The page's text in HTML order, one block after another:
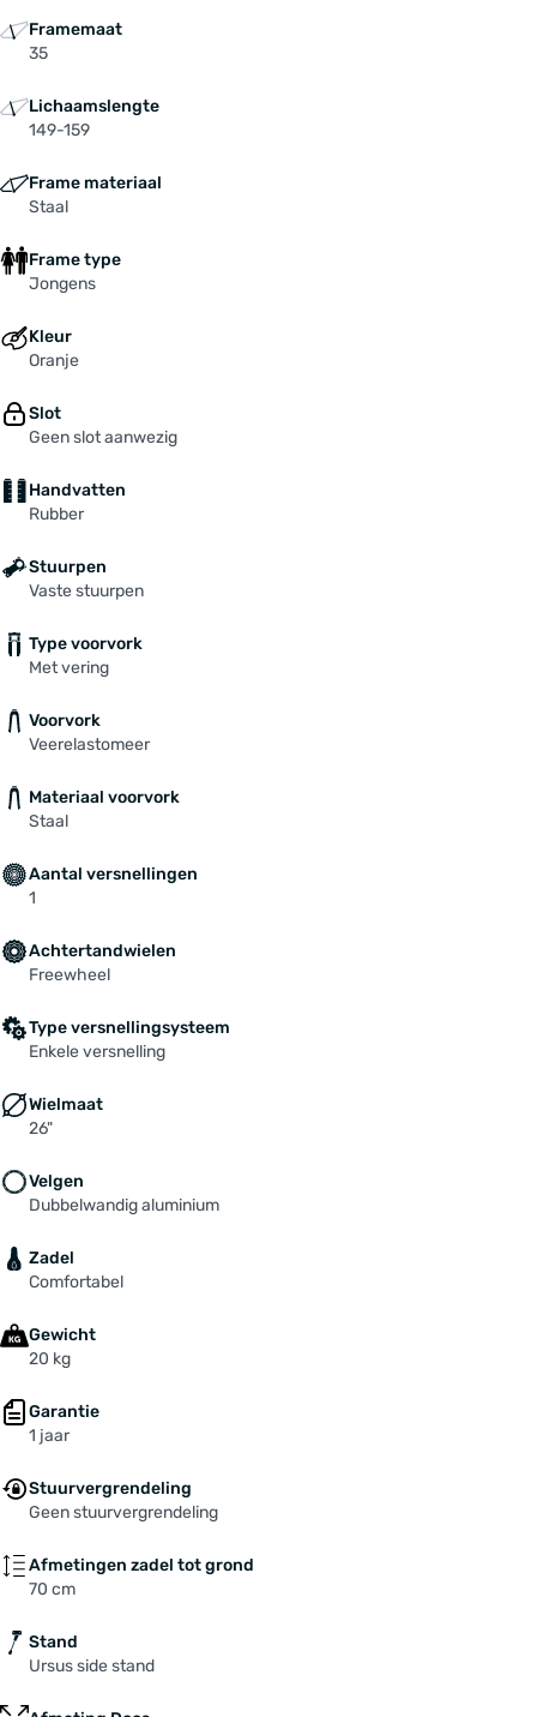
Framemaat
35
Lichaamslengte
149-159
Frame materiaal
Staal
Frame type
Jongens
Kleur
Oranje
Slot
Geen slot aanwezig
Handvatten
Rubber
Stuurpen
Vaste stuurpen
Type voorvork
Met vering
Voorvork
Veerelastomeer
Materiaal voorvork
Staal
Aantal versnellingen
1
Achtertandwielen
Freewheel
Type versnellingsysteem
Enkele versnelling
Wielmaat
26"
Velgen
Dubbelwandig aluminium
Zadel
Comfortabel
Gewicht
20 kg
Garantie
1 jaar
Stuurvergrendeling
Geen stuurvergrendeling
Afmetingen zadel tot grond
70 cm
Stand
Ursus side stand